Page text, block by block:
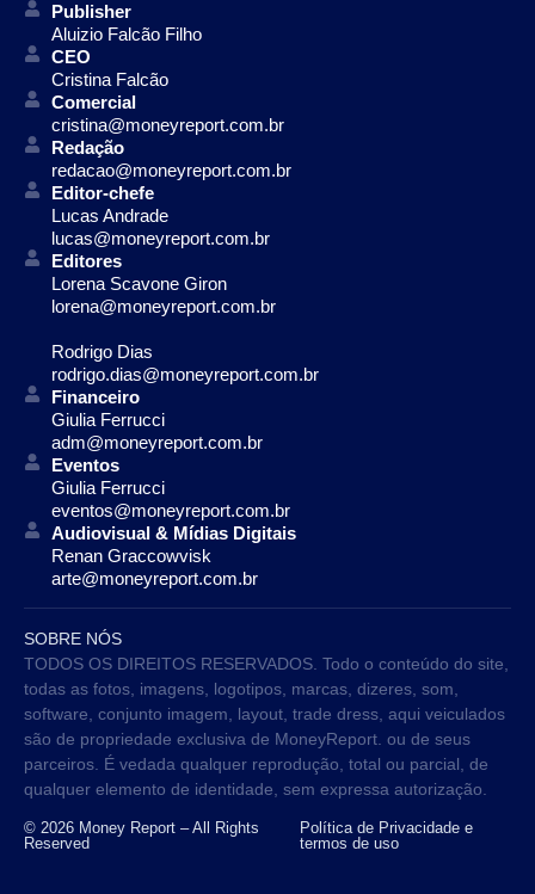
Publisher
Aluizio Falcão Filho
CEO
Cristina Falcão
Comercial
cristina@moneyreport.com.br
Redação
redacao@moneyreport.com.br
Editor-chefe
Lucas Andrade
lucas@moneyreport.com.br
Editores
Lorena Scavone Giron
lorena@moneyreport.com.br
Rodrigo Dias
rodrigo.dias@moneyreport.com.br
Financeiro
Giulia Ferrucci
adm@moneyreport.com.br
Eventos
Giulia Ferrucci
eventos@moneyreport.com.br
Audiovisual & Mídias Digitais
Renan Graccowvisk
arte@moneyreport.com.br
SOBRE NÓS
TODOS OS DIREITOS RESERVADOS. Todo o conteúdo do site,
todas as fotos, imagens, logotipos, marcas, dizeres, som,
software, conjunto imagem, layout, trade dress, aqui veiculados
são de propriedade exclusiva de MoneyReport. ou de seus
parceiros. É vedada qualquer reprodução, total ou parcial, de
qualquer elemento de identidade, sem expressa autorização.
© 2026 Money Report – All Rights
Reserved
Política de Privacidade e
termos de uso